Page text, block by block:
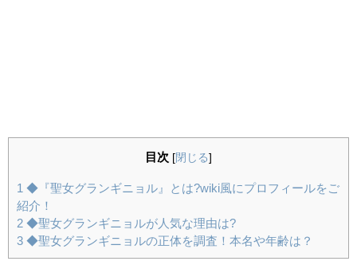
目次 [閉じる]
1 ◆『聖女グランギニョル』とは?wiki風にプロフィールをご
紹介！
2 ◆聖女グランギニョルが人気な理由は?
3 ◆聖女グランギニョルの正体を調査！本名や年齢は？